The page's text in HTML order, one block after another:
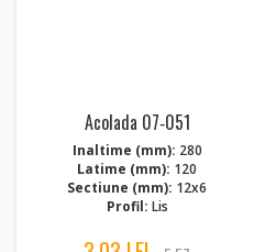
Acolada 07‑051
Inaltime (mm): 280
Latime (mm): 120
Sectiune (mm): 12x6
Profil: Lis